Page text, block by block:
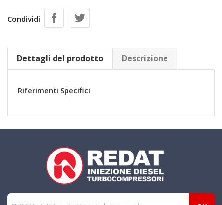
Condividi
Dettagli del prodotto Descrizione
Riferimenti Specifici